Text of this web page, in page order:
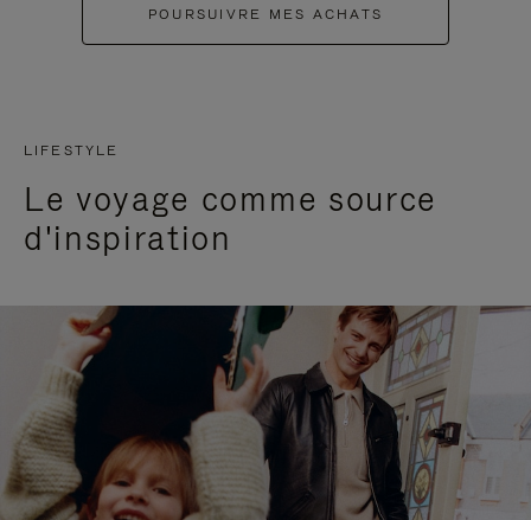
POURSUIVRE MES ACHATS
LIFESTYLE
Le voyage comme source
d'inspiration